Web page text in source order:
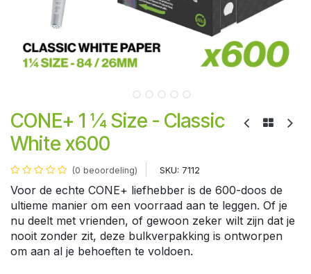
CONE+ 1 ¼ Size - Classic
White x600
(0 beoordeling) SKU: 7112
Voor de echte CONE+ liefhebber is de 600-doos de
ultieme manier om een voorraad aan te leggen. Of je
nu deelt met vrienden, of gewoon zeker wilt zijn dat je
nooit zonder zit, deze bulkverpakking is ontworpen
om aan al je behoeften te voldoen.